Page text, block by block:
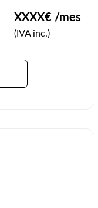
XXXX€ /mes
(IVA inc.)